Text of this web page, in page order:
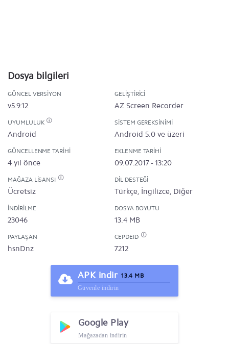
Dosya bilgileri
GÜNCEL VERSIYON
v5.9.12
GELIŞTIRICI
AZ Screen Recorder
UYUMLULUK
Android
SISTEM GEREKSINIMI
Android 5.0 ve üzeri
GÜNCELLENME TARIHI
4 yıl önce
EKLENME TARIHI
09.07.2017 - 13:20
MAĞAZA LISANSI
Ücretsiz
DIL DESTEĞI
Türkçe, İngilizce, Diğer
İNDIRILME
23046
DOSYA BOYUTU
13.4 MB
PAYLAŞAN
hsnDnz
CEPDEID
7212
APK indir 13.4 MB
Güvenle indirin
Google Play
Mağazadan indirin